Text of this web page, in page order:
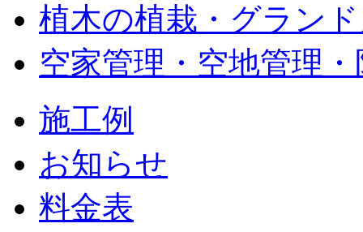
植木の植栽・グラン
空家管理・空地管理
施工例
お知らせ
料金表